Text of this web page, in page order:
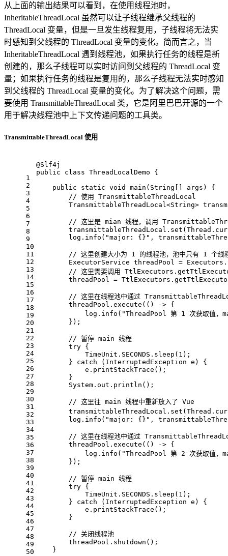
从上面的输出结果可以看到，在使用线程池时，
InheritableThreadLocal 虽然可以让子线程继承父线程的
ThreadLocal 变量，但是一旦发生线程复用，子线程将无法实
时感知到父线程的 ThreadLocal 变量的变化。简而言之，当
InheritableThreadLocal 遇到线程池，如果执行任务的线程是新
创建的，那么子线程可以实时访问到父线程的 ThreadLocal 变
量；如果执行任务的线程是复用的，那么子线程无法实时感知
到父线程的 ThreadLocal 变量的变化。为了解决这个问题，需
要使用 TransmittableThreadLocal 类，它是阿里巴巴开源的一个
用于解决线程池中上下文传递问题的工具类。
TransmittableThreadLocal 使用
1
2
3
4
5
6
7
8
9
10
11
12
13
14
15
16
17
18
19
20
21
22
23
24
25
26
27
28
29
30
31
32
33
34
35
36
37
38
39
40
41
42
43
44
45
46
47
48
49
50
@Slf4j
public
class ThreadLocalDemo
{
public
static void main (String[] args)
{
// 使用 TransmittableThreadLocal
TransmittableThreadLocal<String>
// 这里是 mian 线程，调用
        log.info(
"major: {}" ,
// 这里创建大小为 1 的线程池，池中只有 1 个线
ExecutorService threadPool =
// 这里需要调用
threadPool =
// 这里在线程池中通过
        threadPool.execute(() -> {
            log.info(
"ThreadPool 第 1 次获取值
        });
// 暂停 main 线程
try {
            TimeUnit.SECONDS.sleep(
1 );
        }
catch (InterruptedException e) {
            e.printStackTrace();
        }
        System.out.println();
// 这里往 main 线程中重新放入了 Vue
        log.info(
"major: {}" ,
// 这里在线程池中通过
        threadPool.execute(() -> {
            log.info(
"ThreadPool 第 2 次获取值
        });
// 暂停 main 线程
try {
            TimeUnit.SECONDS.sleep(
1 );
        }
catch (InterruptedException e) {
            e.printStackTrace();
        }
// 关闭线程池
        threadPool.shutdown();
    }